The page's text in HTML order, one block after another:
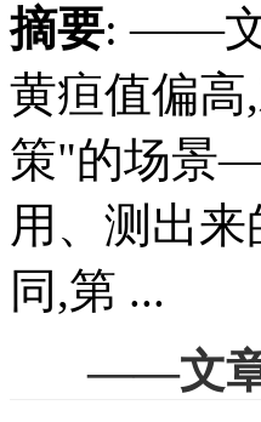
摘要: ——文
黄疸值偏
策"的场景
用、测出
同,第 ...
——文章